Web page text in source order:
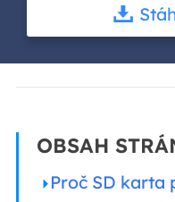
OBSAH
Proč SD